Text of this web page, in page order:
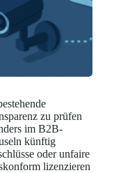
zu prüfen
im B2B-
künftig
oder unfaire
lizenzieren